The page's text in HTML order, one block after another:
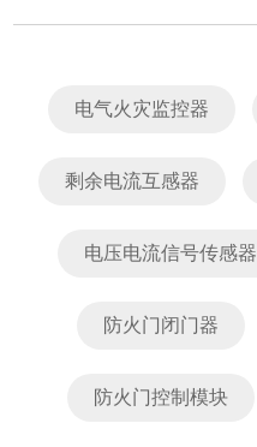
电气火灾监控器
剩余电流互感器
电压电流信号传感器
防火门闭门器
防火门控制模块